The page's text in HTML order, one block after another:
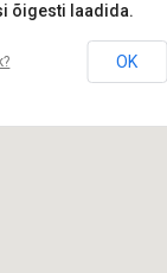
õigesti laadida.
OK